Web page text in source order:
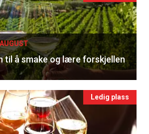
til å smake og lære forskjellen
Ledig plass